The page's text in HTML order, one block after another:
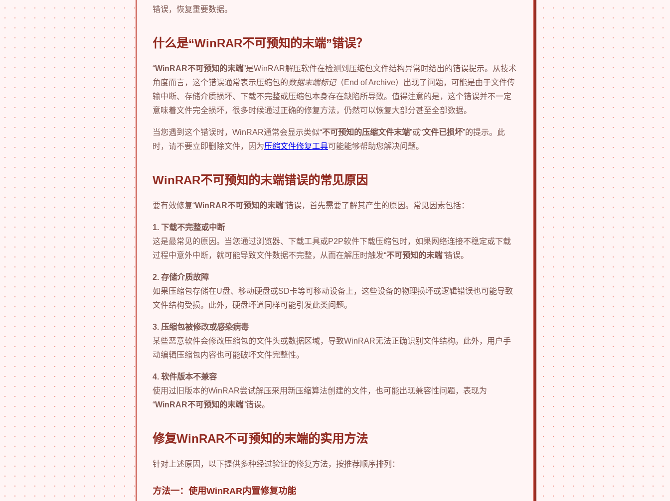
错误，恢复重要数据。
什么是“WinRAR不可预知的末端”错误？
“WinRAR不可预知的末端”是WinRAR解压软件在检测到压缩包文件结构异常时给出的错误提示。从技术
角度而言，这个错误通常表示压缩包的数据末端标记（End of Archive）出现了问题，可能是由于文件传
输中断、存储介质损坏、下载不完整或压缩包本身存在缺陷所导致。值得注意的是，这个错误并不一定
意味着文件完全损坏，很多时候通过正确的修复方法，仍然可以恢复大部分甚至全部数据。
当您遇到这个错误时，WinRAR通常会显示类似“不可预知的压缩文件末端”或“文件已损坏”的提示。此
时，请不要立即删除文件，因为压缩文件修复工具可能能够帮助您解决问题。
WinRAR不可预知的末端错误的常见原因
要有效修复“WinRAR不可预知的末端”错误，首先需要了解其产生的原因。常见因素包括：
1. 下载不完整或中断
这是最常见的原因。当您通过浏览器、下载工具或P2P软件下载压缩包时，如果网络连接不稳定或下载
过程中意外中断，就可能导致文件数据不完整，从而在解压时触发“不可预知的末端”错误。
2. 存储介质故障
如果压缩包存储在U盘、移动硬盘或SD卡等可移动设备上，这些设备的物理损坏或逻辑错误也可能导致
文件结构受损。此外，硬盘坏道同样可能引发此类问题。
3. 压缩包被修改或感染病毒
某些恶意软件会修改压缩包的文件头或数据区域，导致WinRAR无法正确识别文件结构。此外，用户手
动编辑压缩包内容也可能破坏文件完整性。
4. 软件版本不兼容
使用过旧版本的WinRAR尝试解压采用新压缩算法创建的文件，也可能出现兼容性问题，表现为
“WinRAR不可预知的末端”错误。
修复WinRAR不可预知的末端的实用方法
针对上述原因，以下提供多种经过验证的修复方法，按推荐顺序排列：
方法一：使用WinRAR内置修复功能